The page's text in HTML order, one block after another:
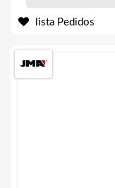
lista Pedidos